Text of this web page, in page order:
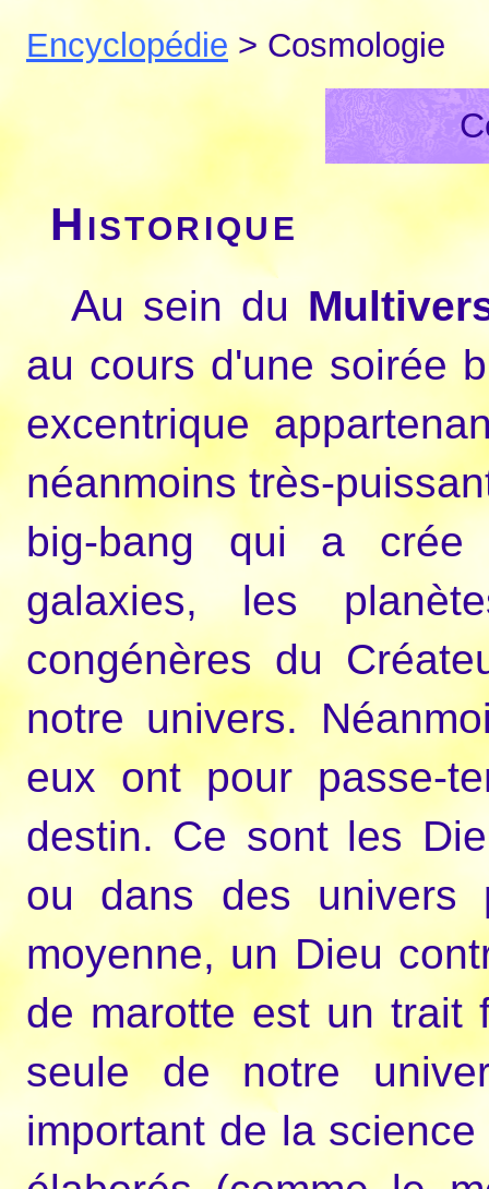
Encyclopédie > Cosmologie
Historique
Au sein du
au cours d'une soirée
excentrique
néanmoins très-
big-bang qui a
galaxies, les
congénères du
notre univers.
eux ont pour passe-
destin. Ce sont les
ou dans des univers
moyenne, un Dieu
de marotte est un trait
seule de notre
important de la